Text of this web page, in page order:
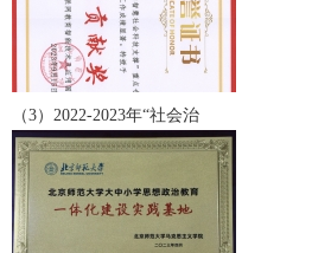
（3）2022-2023年“社会治